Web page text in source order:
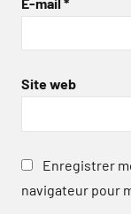
Site web
Enregistrer
navigateur pour